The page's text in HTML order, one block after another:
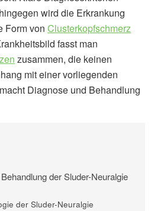
wird die Erkrankung
Form von Clusterkopfschmerz
fasst man
zusammen, die keinen
mit einer vorliegenden
Diagnose und Behandlung
der Sluder-Neuralgie
der Sluder-Neuralgie